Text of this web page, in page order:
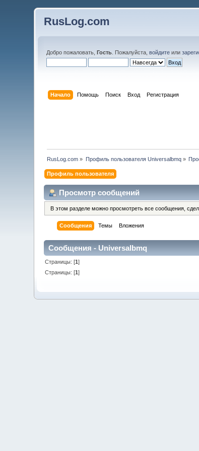
RusLog.com
Добро пожаловать,Гость . Пожалуйста,войдите или
Начало Помощь Поиск Вход Регистрация
RusLog.com » Профиль пользователя Universalbmq»
Профиль пользователя
Просмотр сообщений
В этом разделе можно просмотреть все сообщения,
Сообщения Темы Вложения
Сообщения - Universalbmq
Страницы: [1]
Страницы: [1]